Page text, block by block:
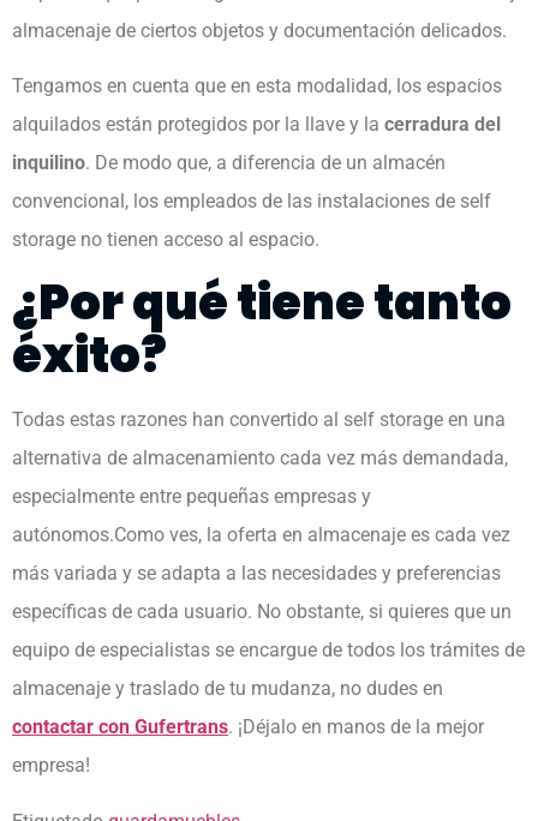
almacenaje de ciertos objetos y documentación delicados.
Tengamos en cuenta que en esta modalidad, los espacios
alquilados están protegidos por la llave y la cerradura del
inquilino. De modo que, a diferencia de un almacén
convencional, los empleados de las instalaciones de self
storage no tienen acceso al espacio.
¿Por qué tiene tanto
éxito?
Todas estas razones han convertido al self storage en una
alternativa de almacenamiento cada vez más demandada,
especialmente entre pequeñas empresas y
autónomos.Como ves, la oferta en almacenaje es cada vez
más variada y se adapta a las necesidades y preferencias
específicas de cada usuario. No obstante, si quieres que un
equipo de especialistas se encargue de todos los trámites de
almacenaje y traslado de tu mudanza, no dudes en
contactar con Gufertrans. ¡Déjalo en manos de la mejor
empresa!